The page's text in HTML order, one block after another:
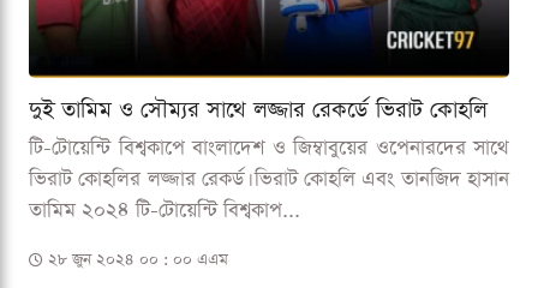
দুই তামিম ও সৌম্যর সাথে লজ্জার রেকর্ডে ভিরাট কোহলি
টি-টোয়েন্টি বিশ্বকাপে বাংলাদেশ ও জিম্বাবুয়ের ওপেনারদের সাথে
ভিরাট কোহলির লজ্জার রেকর্ড। ভিরাট কোহলি এবং তানজিদ হাসান
তামিম ২০২৪ টি-টোয়েন্টি বিশ্বকাপ...
২৮ জুন ২০২৪ ০০ : ০০ এএম